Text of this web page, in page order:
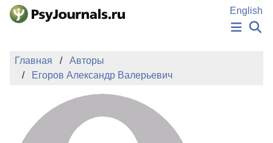
Перейти к основному содержанию
English
ИЗДАНИЯ
АВТОРЫ
ПОДАТЬ РУКОПИСЬ
БАЗА ЗНАНИЙ
КЛЮЧЕВЫЕ СЛОВА
Регистрация
Главная
Авторы
Егоров Александр Валерьевич